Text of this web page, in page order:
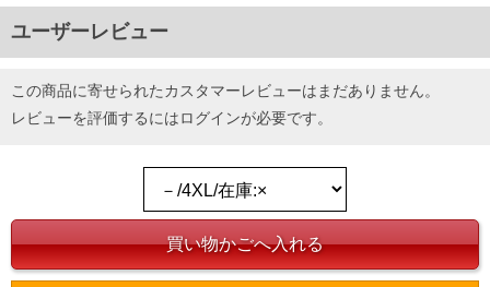
ユーザーレビュー
この商品に寄せられたカスタマーレビューはまだありません。
レビューを評価するにはログインが必要です。